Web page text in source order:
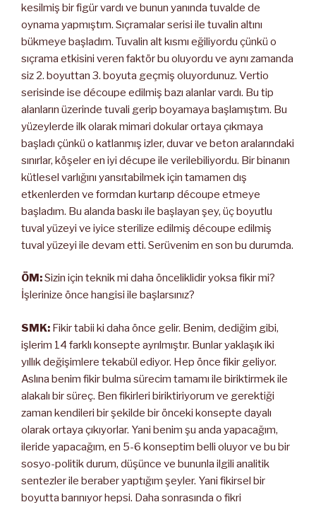
kesilmiş bir figür vardı ve bunun yanında tuvalde de
oynama yapmıştım. Sıçramalar serisi ile tuvalin altını
bükmeye başladım. Tuvalin alt kısmı eğiliyordu çünkü o
sıçrama etkisini veren faktör bu oluyordu ve aynı zamanda
siz 2. boyuttan 3. boyuta geçmiş oluyordunuz. Vertio
serisinde ise découpe edilmiş bazı alanlar vardı. Bu tip
alanların üzerinde tuvali gerip boyamaya başlamıştım. Bu
yüzeylerde ilk olarak mimari dokular ortaya çıkmaya
başladı çünkü o katlanmış izler, duvar ve beton aralarındaki
sınırlar, köşeler en iyi décupe ile verilebiliyordu. Bir binanın
kütlesel varlığını yansıtabilmek için tamamen dış
etkenlerden ve formdan kurtarıp découpe etmeye
başladım. Bu alanda baskı ile başlayan şey, üç boyutlu
tuval yüzeyi ve iyice sterilize edilmiş découpe edilmiş
tuval yüzeyi ile devam etti. Serüvenim en son bu durumda.
ÖM:Sizin için teknik mi daha önceliklidir yoksa fikir mi?
İşlerinize önce hangisi ile başlarsınız?
SMK: Fikir tabii ki daha önce gelir. Benim, dediğim gibi,
işlerim 14 farklı konsepte ayrılmıştır. Bunlar yaklaşık iki
yıllık değişimlere tekabül ediyor. Hep önce fikir geliyor.
Aslına benim fikir bulma sürecim tamamı ile biriktirmek ile
alakalı bir süreç. Ben fikirleri biriktiriyorum ve gerektiği
zaman kendileri bir şekilde bir önceki konsepte dayalı
olarak ortaya çıkıyorlar. Yani benim şu anda yapacağım,
ileride yapacağım, en 5-6 konseptim belli oluyor ve bu bir
sosyo-politik durum, düşünce ve bununla ilgili analitik
sentezler ile beraber yaptığım şeyler. Yani fikirsel bir
boyutta barınıyor hepsi. Daha sonrasında o fikri